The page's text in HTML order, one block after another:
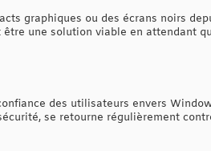
graphiques ou des écrans noirs
une solution viable en attendant
des utilisateurs envers
se retourne régulièrement